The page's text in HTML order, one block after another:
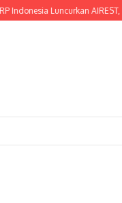
Indonesia Luncurkan AIREST,